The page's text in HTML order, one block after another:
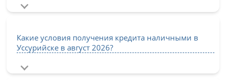
Какие условия получения кредита наличными в
Уссурийске в август 2026?